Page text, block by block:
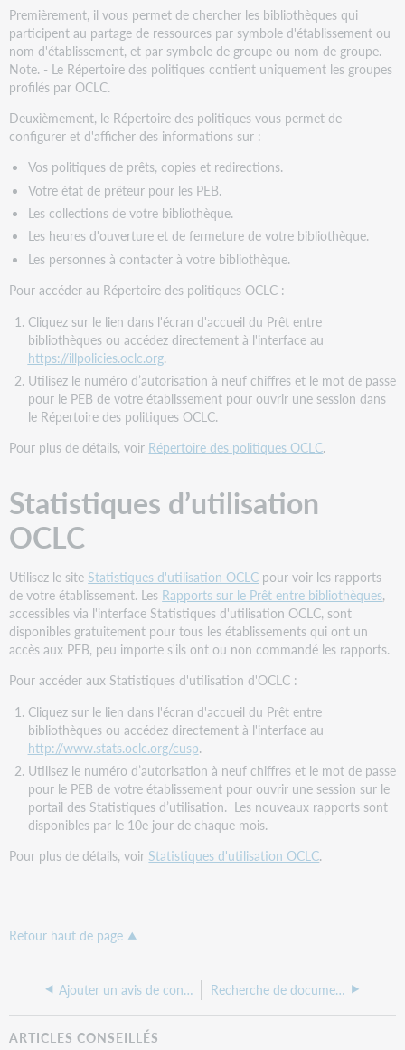
Premièrement, il vous permet de chercher les bibliothèques qui
participent au partage de ressources par symbole d'établissement ou
nom d'établissement, et par symbole de groupe ou nom de groupe.
Note. - Le Répertoire des politiques contient uniquement les groupes
profilés par OCLC.
Deuxièmement, le Répertoire des politiques vous permet de
configurer et d'afficher des informations sur :
Vos politiques de prêts, copies et redirections.
Votre état de prêteur pour les PEB.
Les collections de votre bibliothèque.
Les heures d'ouverture et de fermeture de votre bibliothèque.
Les personnes à contacter à votre bibliothèque.
Pour accéder au Répertoire des politiques OCLC :
Cliquez sur le lien dans l'écran d'accueil du Prêt entre
bibliothèques ou accédez directement à l'interface au
https://illpolicies.oclc.org.
Utilisez le numéro d’autorisation à neuf chiffres et le mot de passe
pour le PEB de votre établissement pour ouvrir une session dans
le Répertoire des politiques OCLC.
Pour plus de détails, voir Répertoire des politiques OCLC.
Statistiques d’utilisation
OCLC
Utilisez le site Statistiques d'utilisation OCLC pour voir les rapports
de votre établissement. Les Rapports sur le Prêt entre bibliothèques,
accessibles via l'interface Statistiques d'utilisation OCLC, sont
disponibles gratuitement pour tous les établissements qui ont un
accès aux PEB, peu importe s'ils ont ou non commandé les rapports.
Pour accéder aux Statistiques d'utilisation d'OCLC :
Cliquez sur le lien dans l'écran d'accueil du Prêt entre
bibliothèques ou accédez directement à l'interface au
http://www.stats.oclc.org/cusp.
Utilisez le numéro d’autorisation à neuf chiffres et le mot de passe
pour le PEB de votre établissement pour ouvrir une session sur le
portail des Statistiques d’utilisation. Les nouveaux rapports sont
disponibles par le 10e jour de chaque mois.
Pour plus de détails, voir Statistiques d'utilisation OCLC.
Retour haut de page
Ajouter un avis de confidentialité Recherche de documents
ARTICLES CONSEILLÉS